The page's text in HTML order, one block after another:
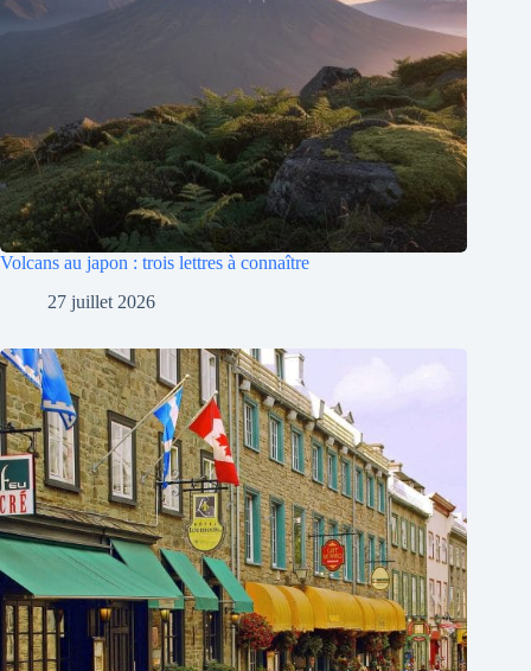
Volcans au japon : trois lettres à connaître
27 juillet 2026